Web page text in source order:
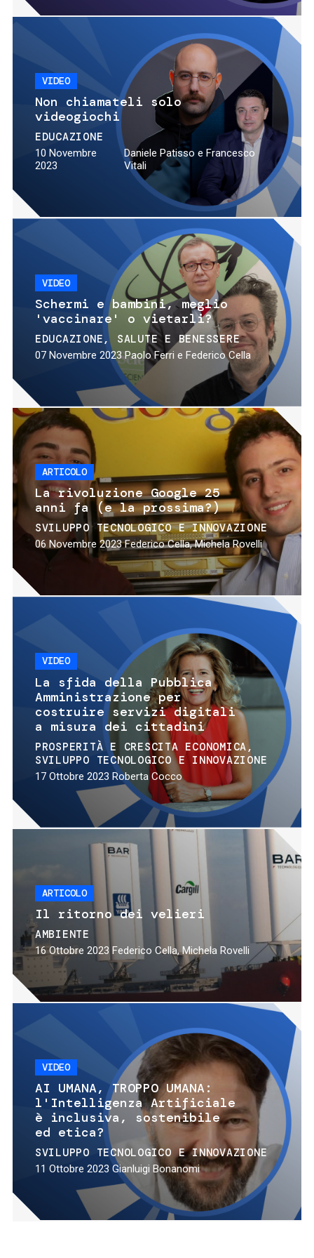
VIDEO
Non chiamateli solo
videogiochi
EDUCAZIONE
10 Novembre
2023
Daniele Patisso e Francesco
Vitali
VIDEO
Schermi e bambini, meglio
'vaccinare' o vietarli?
EDUCAZIONE SALUTE E BENESSERE
07 Novembre 2023 Paolo Ferri e Federico Cella
ARTICOLO
La rivoluzione Google 25
anni fa (e la prossima?)
SVILUPPO TECNOLOGICO E INNOVAZIONE
06 Novembre 2023 Federico Cella, Michela Rovelli
VIDEO
La sfida della Pubblica
Amministrazione per
costruire servizi digitali
a misura dei cittadini
PROSPERITÀ E CRESCITA ECONOMICA
SVILUPPO TECNOLOGICO E INNOVAZIONE
17 Ottobre 2023 Roberta Cocco
ARTICOLO
Il ritorno dei velieri
AMBIENTE
16 Ottobre 2023 Federico Cella, Michela Rovelli
VIDEO
AI UMANA, TROPPO UMANA:
l'Intelligenza Artificiale
è inclusiva, sostenibile
ed etica?
SVILUPPO TECNOLOGICO E INNOVAZIONE
11 Ottobre 2023 Gianluigi Bonanomi